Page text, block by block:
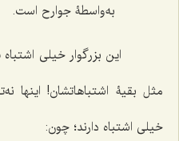
به‌واسطۀ جوارح است.
این بزرگوار خیلی
مثل بقیۀ اشتباهاتشان! اینها
خیلی اشتباه دارند؛ چون: